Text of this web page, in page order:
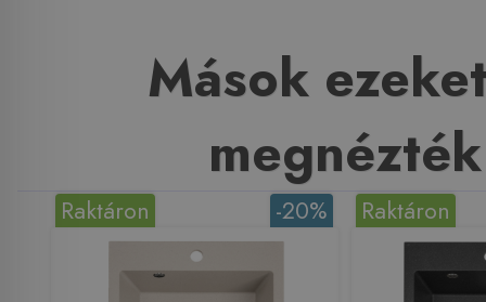
Mások
megnézték
-20%
Raktáron Raktáron